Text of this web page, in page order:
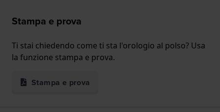
Stampa e prova
Ti stai chiedendo come ti sta l'orologio al polso? Usa
la funzione stampa e prova.
Stampa e prova